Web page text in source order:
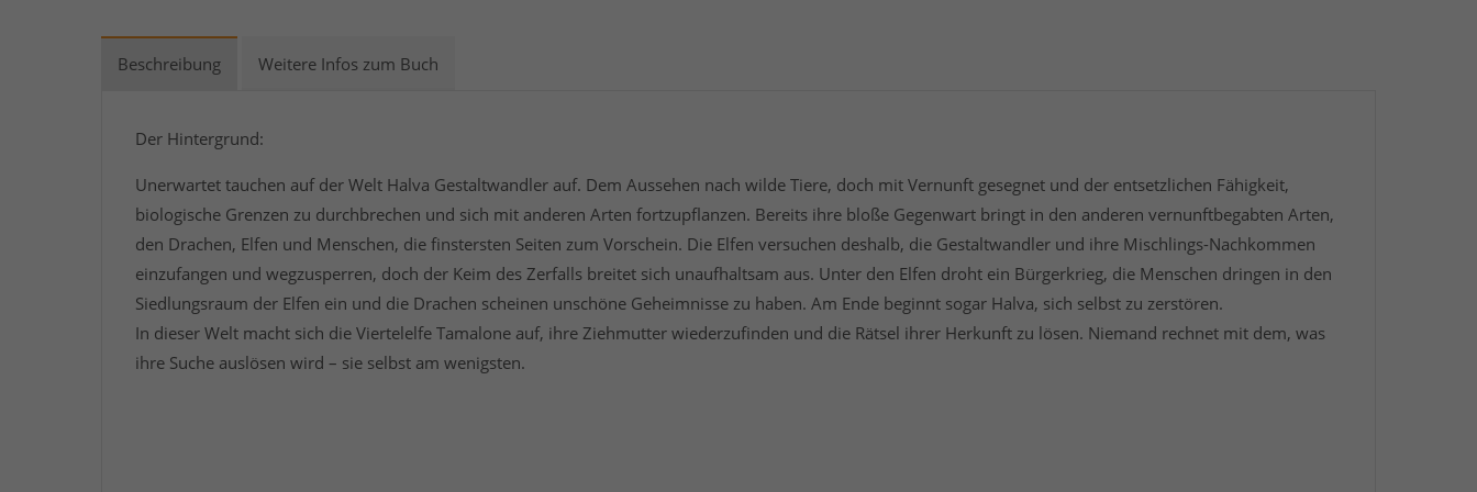
Beschreibung Weitere Infos zum Buch
Der Hintergrund:
Unerwartet tauchen auf der Welt Halva Gestaltwandler auf. Dem Aussehen nach wilde Tiere, doch mit Vernunft gesegnet und der entsetzlichen Fähigkeit,
biologische Grenzen zu durchbrechen und sich mit anderen Arten fortzupflanzen. Bereits ihre bloße Gegenwart bringt in den anderen vernunftbegabten Arten,
den Drachen, Elfen und Menschen, die finstersten Seiten zum Vorschein. Die Elfen versuchen deshalb, die Gestaltwandler und ihre Mischlings-Nachkommen
einzufangen und wegzusperren, doch der Keim des Zerfalls breitet sich unaufhaltsam aus. Unter den Elfen droht ein Bürgerkrieg, die Menschen dringen in den
Siedlungsraum der Elfen ein und die Drachen scheinen unschöne Geheimnisse zu haben. Am Ende beginnt sogar Halva, sich selbst zu zerstören.
In dieser Welt macht sich die Viertelelfe Tamalone auf, ihre Ziehmutter wiederzufinden und die Rätsel ihrer Herkunft zu lösen. Niemand rechnet mit dem, was
ihre Suche auslösen wird – sie selbst am wenigsten.